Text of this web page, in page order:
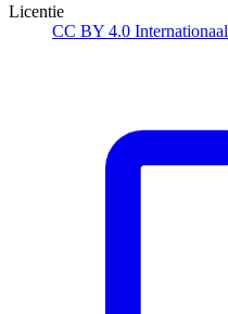
Licentie
CC BY 4.0 Internationaal